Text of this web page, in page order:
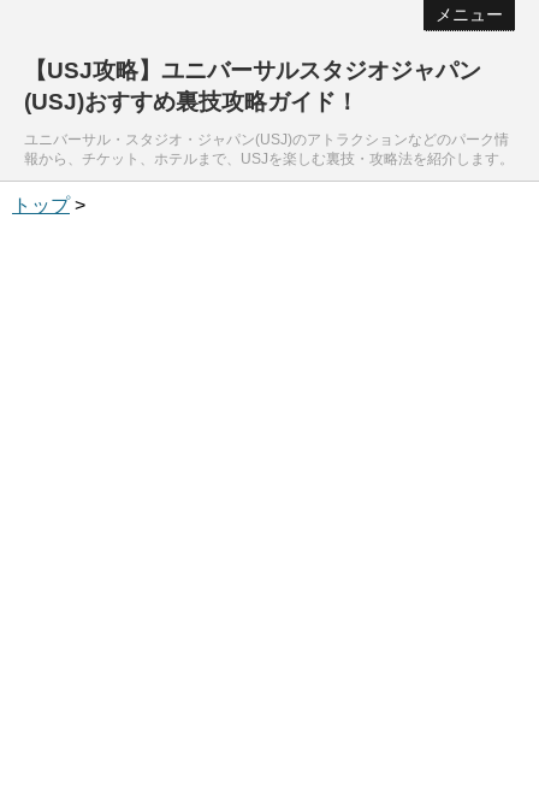
メニュー
【USJ攻略】ユニバーサルスタジオジャパン
(USJ)おすすめ裏技攻略ガイド！
ユニバーサル・スタジオ・ジャパン(USJ)のアトラクションなどのパーク情
報から、チケット、ホテルまで、USJを楽しむ裏技・攻略法を紹介します。
トップ>